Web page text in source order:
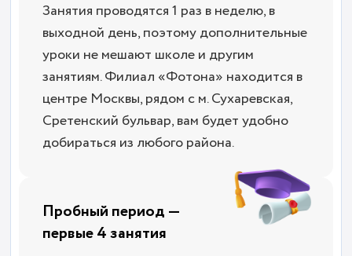
Занятия проводятся 1 раз в неделю, в
выходной день, поэтому дополнительные
уроки не мешают школе и другим
занятиям. Филиал «Фотона» находится в
центре Москвы, рядом с м. Сухаревская,
Сретенский бульвар, вам будет удобно
добираться из любого района.
Пробный период —
первые 4 занятия